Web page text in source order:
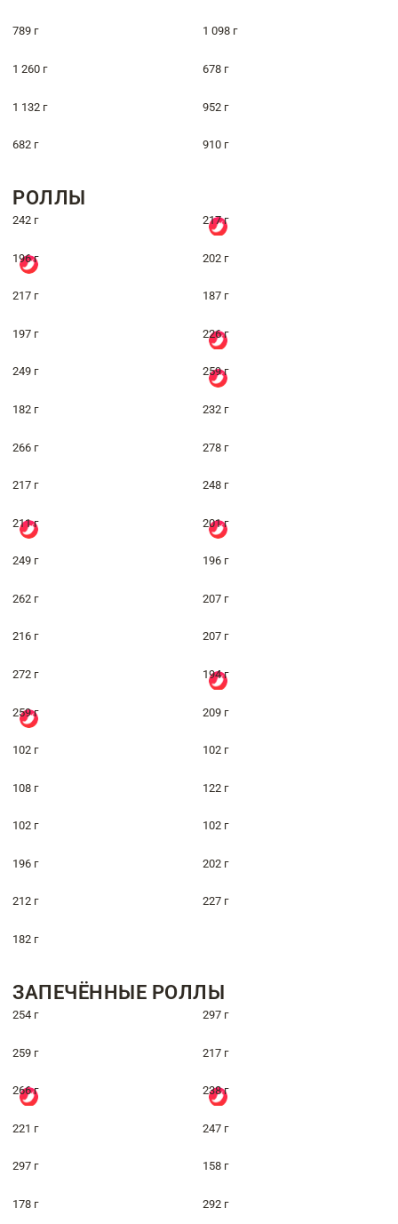
789 г 1 098 г
1 260 г 678 г
1 132 г 952 г
682 г 910 г
РОЛЛЫ
242 г 217 г
196 г 202 г
217 г 187 г
197 г 226 г
249 г 259 г
182 г 232 г
266 г 278 г
217 г 248 г
211 г 201 г
249 г 196 г
262 г 207 г
216 г 207 г
272 г 194 г
259 г 209 г
102 г 102 г
108 г 122 г
102 г 102 г
196 г 202 г
212 г 227 г
182 г
ЗАПЕЧЁННЫЕ РОЛЛЫ
254 г 297 г
259 г 217 г
266 г 238 г
221 г 247 г
297 г 158 г
178 г 292 г